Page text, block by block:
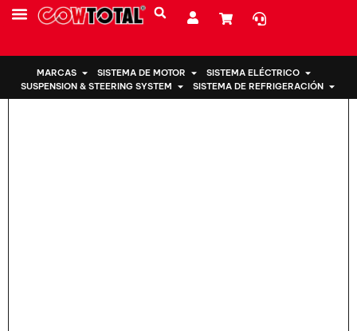
MARCAS SISTEMA DE MOTOR
SISTEMA ELÉCTRICO
SUSPENSION & STEERING SYSTEM
SISTEMA DE REFRIGERACIÓN
Hogar > Soporte del motor 50850-T7J-003 Para Honda